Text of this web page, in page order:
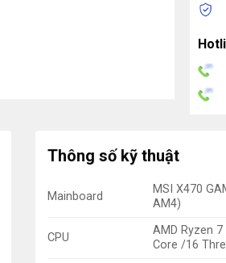
Thông số kỹ thuật
Mainboard
MSI X470
AM4)
CPU
AMD Ryzen
Core /16